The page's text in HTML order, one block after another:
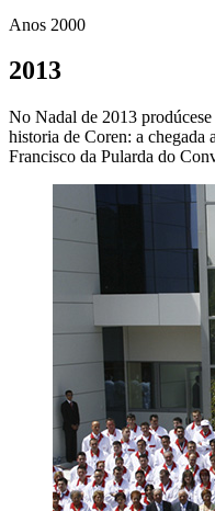
Anos 2000
2013
No Nadal de 2013
historia de Coren: a chegada
Francisco da Pularda do